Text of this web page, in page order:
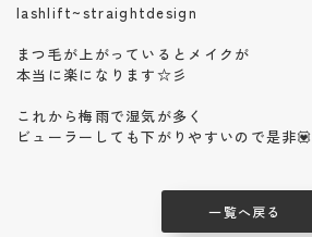
lashlift~straightdesign
まつ毛が上がっているとメイクが
本当に楽になります☆彡
これから梅雨で湿気が多く
ビューラーしても下がりやすいので是非💟
一覧へ戻る